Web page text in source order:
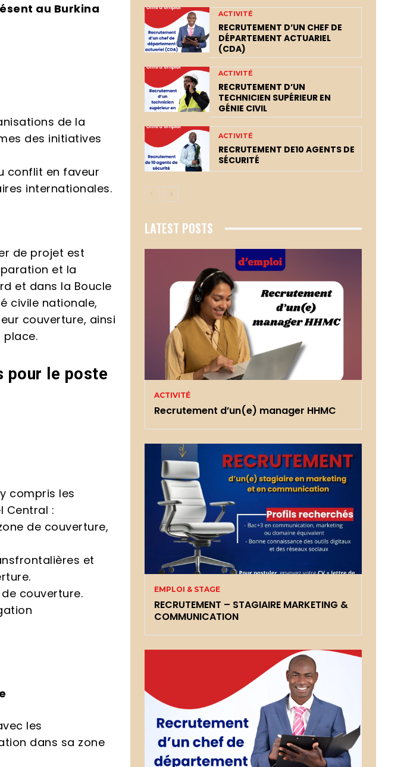
au Burkina
de la
des initiatives
conflit en faveur
internationales.
de projet est
et la
et dans la Boucle
civile nationale,
couverture, ainsi
place.
pour le poste
compris les
Central :
de couverture,
et
couverture.
les
dans sa zone
ACTIVITÉ
RECRUTEMENT D’UN CHEF DE
DÉPARTEMENT ACTUARIEL
(CDA)
ACTIVITÉ
RECRUTEMENT D’UN
TECHNICIEN SUPÉRIEUR EN
GÉNIE CIVIL
ACTIVITÉ
RECRUTEMENT DE10 AGENTS DE
SÉCURITÉ
LATEST POSTS
ACTIVITÉ
Recrutement d’un(e) manager HHMC
EMPLOI & STAGE
RECRUTEMENT – STAGIAIRE MARKETING &
COMMUNICATION